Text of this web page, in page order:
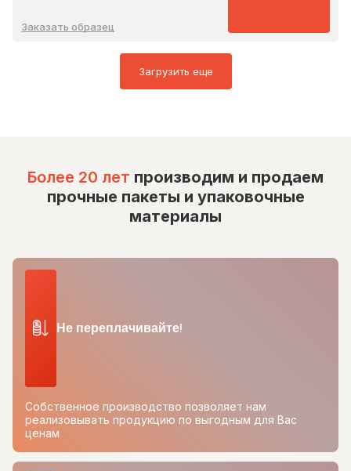
Заказать образец
Загрузить еще
Более 20 лет производим и продаем
прочные пакеты и упаковочные
материалы
Не переплачивайте!
Собственное производство позволяет нам
реализовывать продукцию по выгодным для Вас
ценам